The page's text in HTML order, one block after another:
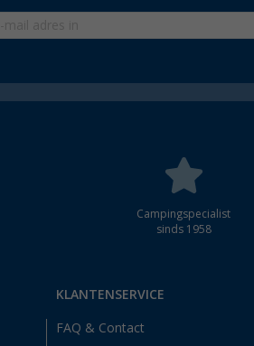
Campingspecialist
sinds 1958
KLANTENSERVICE
FAQ & Contact